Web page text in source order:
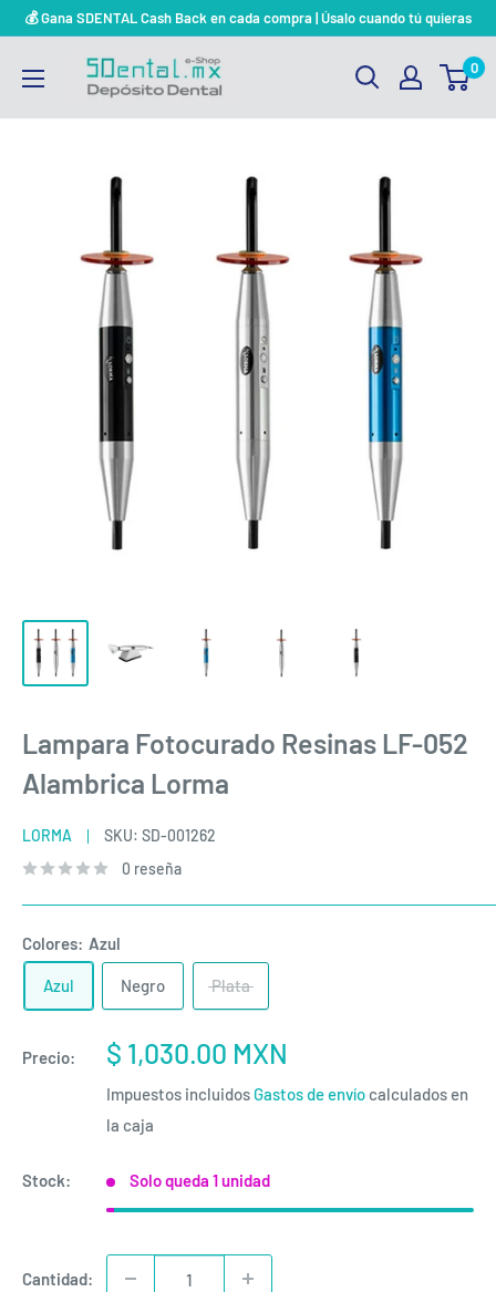
💰 Gana SDENTAL Cash Back en cada compra | Úsalo cuando tú quieras
SDENTAL.MX
DEPOSITO
0
Lampara Fotocurado Resinas LF-052
Alambrica Lorma
LORMA SKU: SD-001262
0 reseña
Colores: Azul
Azul Negro Plata
Precio:
Precio
de
venta
$ 1,030.00 MXN
Impuestos incluidos Gastos de envío calculados en
la caja
Stock: Solo queda 1 unidad
Cantidad: